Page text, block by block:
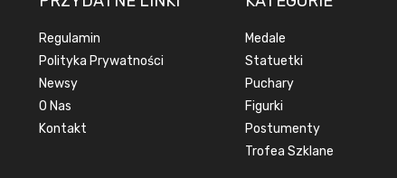
Regulamin
Polityka Prywatności
Newsy
O Nas
Kontakt
Medale
Statuetki
Puchary
Figurki
Postumenty
Trofea Szklane